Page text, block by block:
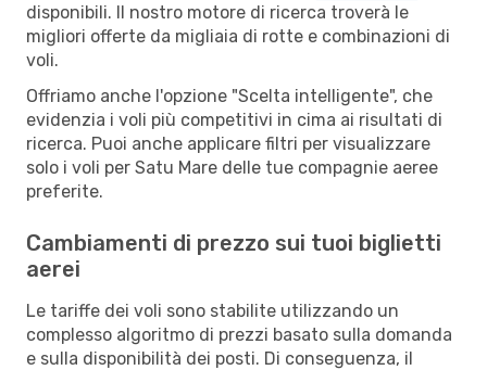
disponibili. Il nostro motore di ricerca troverà le
migliori offerte da migliaia di rotte e combinazioni di
voli.
Offriamo anche l'opzione "Scelta intelligente", che
evidenzia i voli più competitivi in cima ai risultati di
ricerca. Puoi anche applicare filtri per visualizzare
solo i voli per Satu Mare delle tue compagnie aeree
preferite.
Cambiamenti di prezzo sui tuoi biglietti
aerei
Le tariffe dei voli sono stabilite utilizzando un
complesso algoritmo di prezzi basato sulla domanda
e sulla disponibilità dei posti. Di conseguenza, il